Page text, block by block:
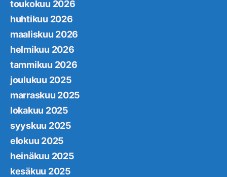
toukokuu 2026
huhtikuu 2026
maaliskuu 2026
helmikuu 2026
tammikuu 2026
joulukuu 2025
marraskuu 2025
lokakuu 2025
syyskuu 2025
elokuu 2025
heinäkuu 2025
kesäkuu 2025